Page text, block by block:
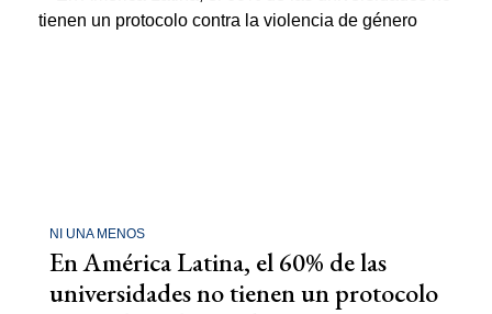
NI UNA MENOS
En América Latina, el 60% de las
universidades no tienen un protocolo